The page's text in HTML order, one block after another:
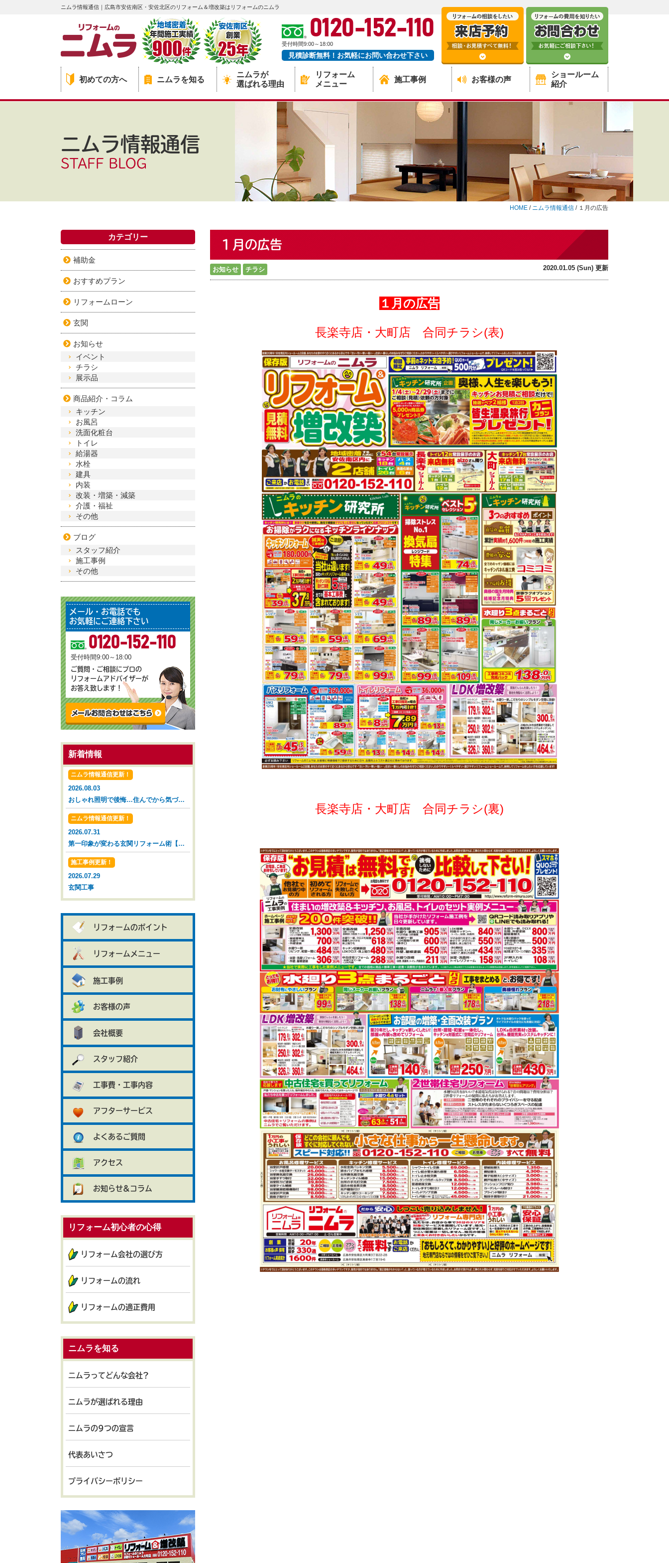
ニムラ情報通信｜広島市安佐南区・安佐北区のリフォーム＆増改築はリフォームのニムラ
0120-152-110
受付時間9:00～18:00
見積診断無料！お気軽にお問い合わせ下さい
初めての方へ ニムラを知る
ニムラが
選ばれる理由
リフォーム
メニュー
施工事例 お客様の声
ショールーム
紹介
ニムラ情報通信
STAFF BLOG
HOME / ニムラ情報通信 / １月の広告
１月の広告
お知らせ チラシ 2020.01.05 (Sun) 更新
１月の広告
長楽寺店・大町店 合同チラシ(表)
長楽寺店・大町店 合同チラシ(裏)
カテゴリー
補助金
おすすめプラン
リフォームローン
玄関
お知らせ
イベント
チラシ
展示品
商品紹介・コラム
キッチン
お風呂
洗面化粧台
トイレ
給湯器
水栓
建具
内装
改装・増築・減築
介護・福祉
その他
ブログ
スタッフ紹介
施工事例
その他
メール・お電話でも
お気軽にご連絡下さい
0120-152-110
受付時間9:00～18:00
ご質問・ご相談にプロの
リフォームアドバイザーが
お答え致します！
新着情報
ニムラ情報通信更新！
2026.08.03
おしゃれ照明で後悔…住んでから気づいた落とし穴【広島市 安佐南区 安佐北区】
ニムラ情報通信更新！
2026.07.31
第一印象が変わる玄関リフォーム術【広島市 安佐南区 安佐北区】
施工事例更新！
2026.07.29
玄関工事
リフォームのポイント
リフォームメニュー
施工事例
お客様の声
会社概要
スタッフ紹介
工事費・工事内容
アフターサービス
よくあるご質問
アクセス
お知らせ&コラム
リフォーム初心者の心得
リフォーム会社の選び方
リフォームの流れ
リフォームの適正費用
ニムラを知る
ニムラってどんな会社?
ニムラが選ばれる理由
ニムラの9つの宣言
代表あいさつ
プライバシーポリシー